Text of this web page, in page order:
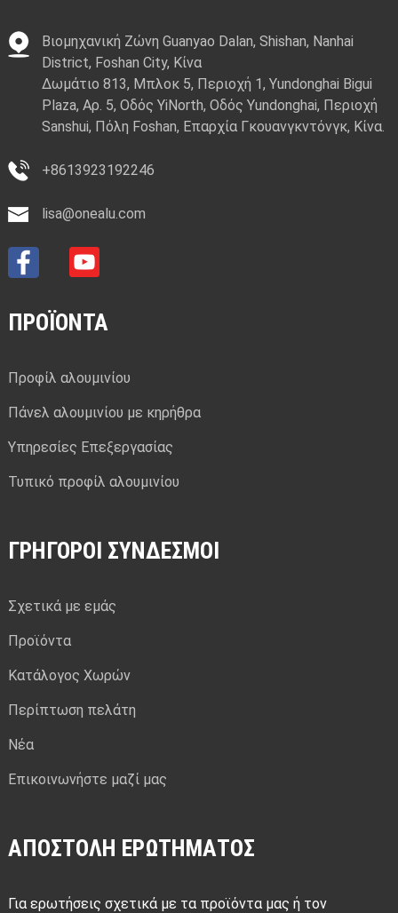
Βιομηχανική Ζώνη Guanyao Dalan, Shishan, Nanhai
District, Foshan City, Κίνα
Δωμάτιο 813, Μπλοκ 5, Περιοχή 1, Yundonghai Bigui
Plaza, Αρ. 5, Οδός YiNorth, Οδός Yundonghai, Περιοχή
Sanshui, Πόλη Foshan, Επαρχία Γκουανγκντόνγκ, Κίνα.
+8613923192246
lisa@onealu.com
ΠΡΟΪΌΝΤΑ
Προφίλ αλουμινίου
Πάνελ αλουμινίου με κηρήθρα
Υπηρεσίες Επεξεργασίας
Τυπικό προφίλ αλουμινίου
ΓΡΉΓΟΡΟΙ ΣΎΝΔΕΣΜΟΙ
Σχετικά με εμάς
Προϊόντα
Κατάλογος Χωρών
Περίπτωση πελάτη
Νέα
Επικοινωνήστε μαζί μας
ΑΠΟΣΤΟΛΉ ΕΡΩΤΉΜΑΤΟΣ
Για ερωτήσεις σχετικά με τα προϊόντα μας ή τον